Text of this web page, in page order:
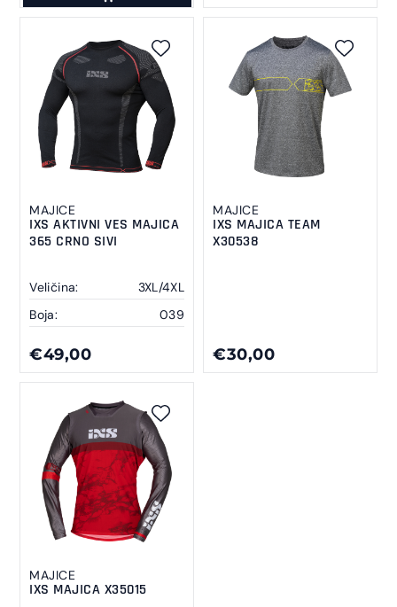
MAJICE
IXS AKTIVNI VES MAJICA
365 CRNO SIVI
Veličina:
3XL/4XL
Boja:
039
€49,00
MAJICE
IXS MAJICA TEAM
X30538
€30,00
MAJICE
IXS MAJICA X35015